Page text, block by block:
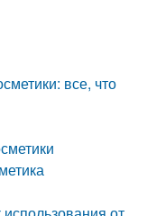
все, что